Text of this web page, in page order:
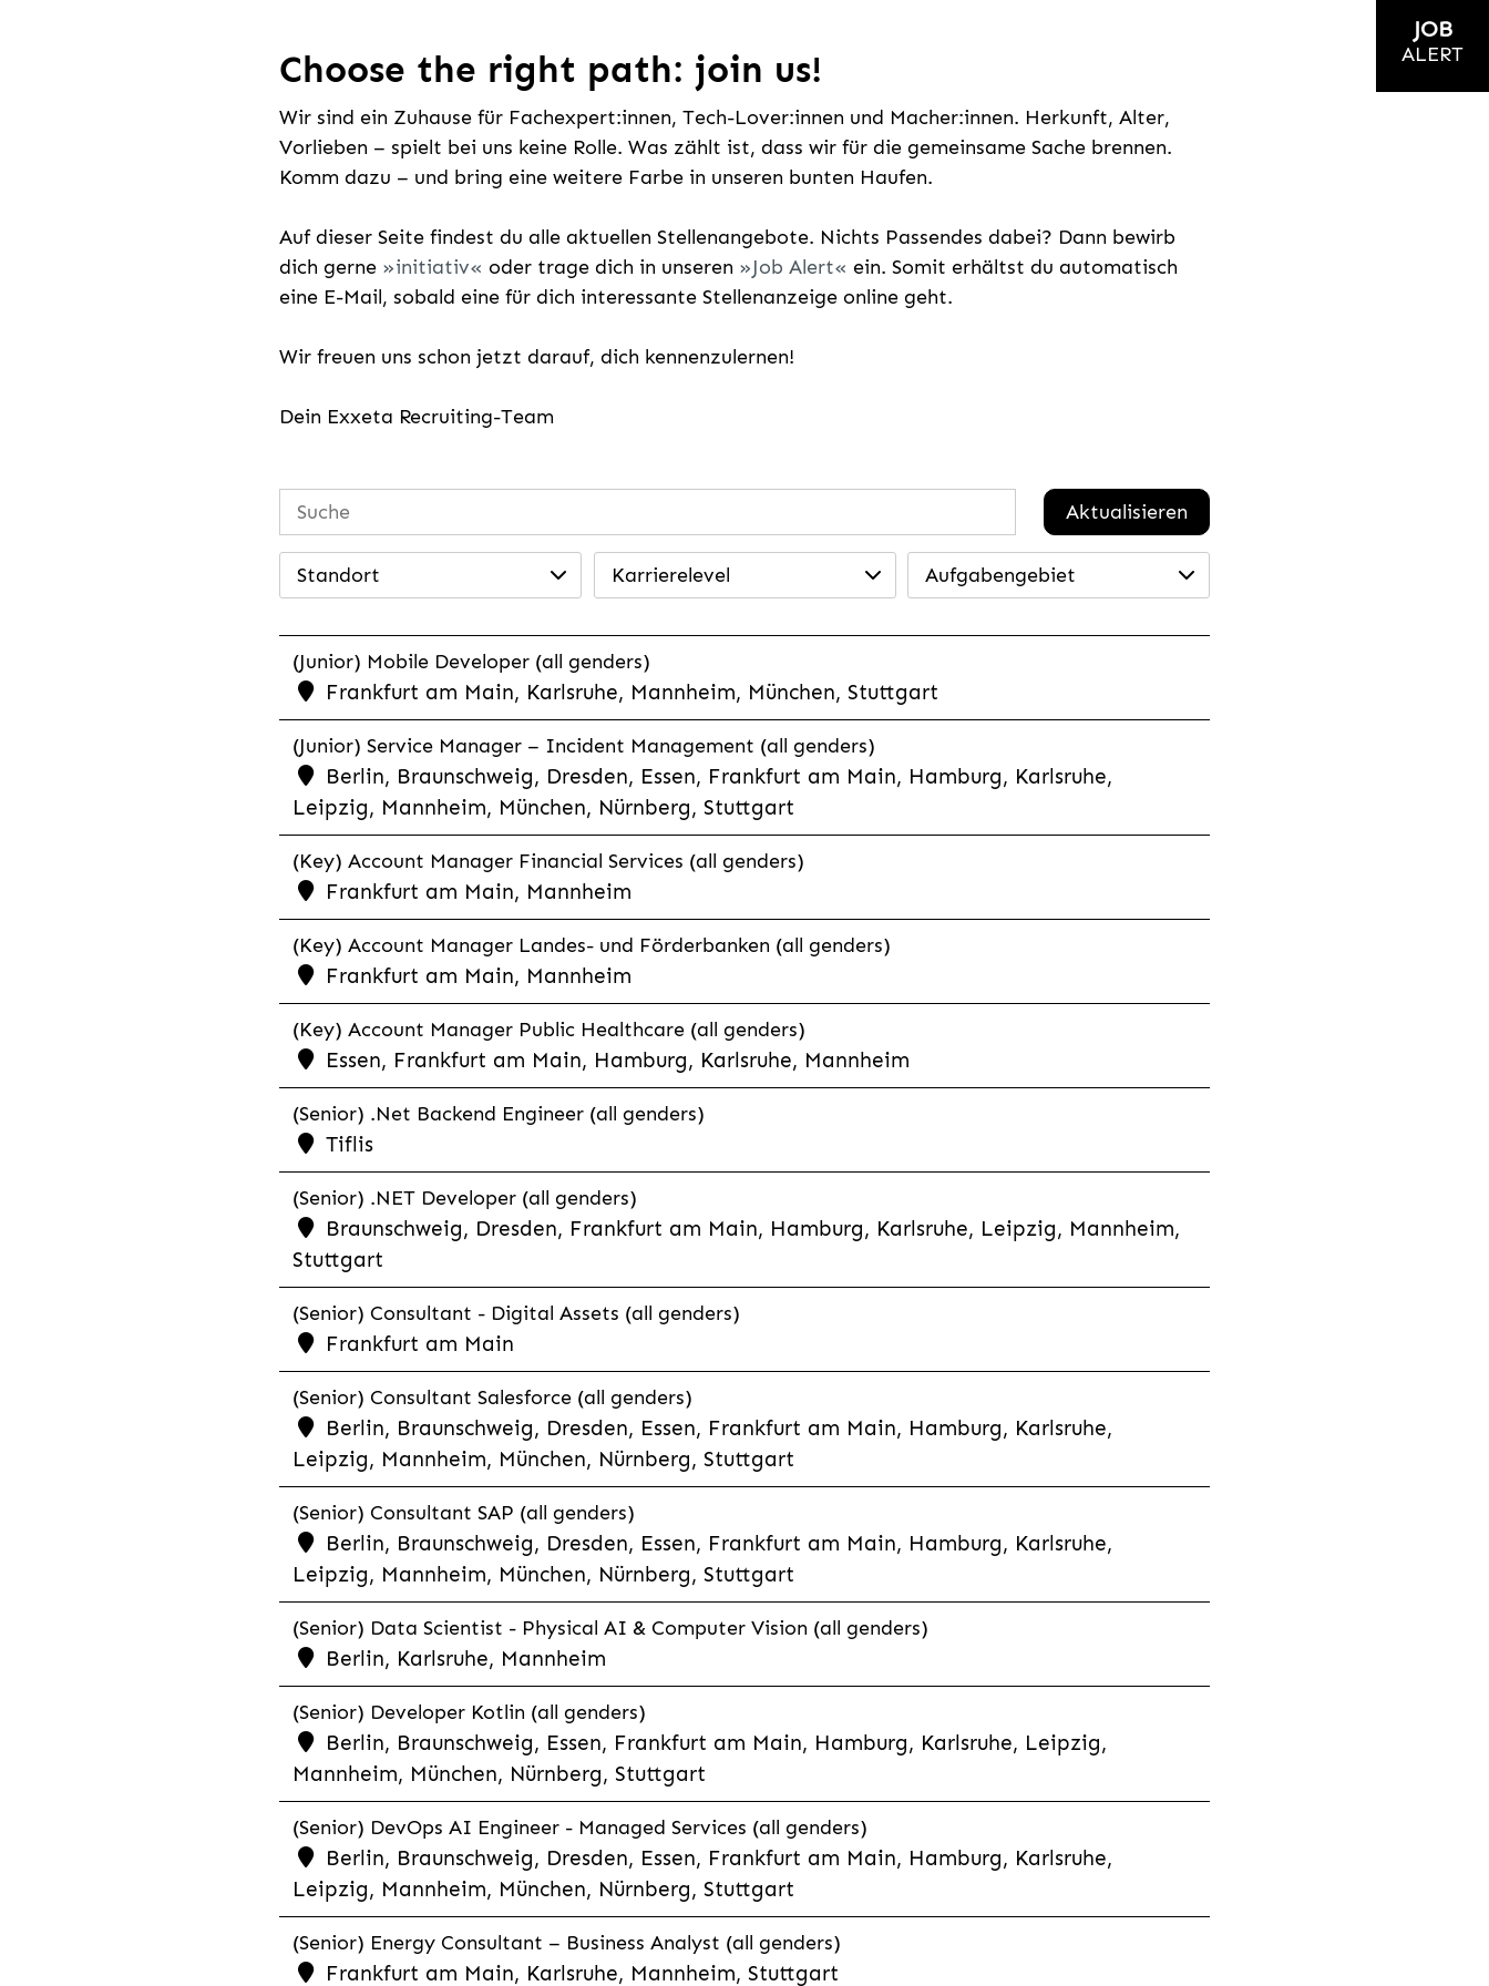
Choose the right path: join us!
Wir sind ein Zuhause für Fachexpert:innen, Tech-Lover:innen und Macher:innen. Herkunft, Alter,
Vorlieben – spielt bei uns keine Rolle. Was zählt ist, dass wir für die gemeinsame Sache brennen.
Komm dazu – und bring eine weitere Farbe in unseren bunten Haufen.
Auf dieser Seite findest du alle aktuellen Stellenangebote. Nichts Passendes dabei? Dann bewirb
dich gerne
initiativ oder trage dich in unseren Job Alert
ein. Somit erhältst du automatisch
eine E-Mail, sobald eine für dich interessante Stellenanzeige online geht.
Wir freuen uns schon jetzt darauf, dich kennenzulernen!
Dein Exxeta Recruiting-Team
Aktualisieren
Standort Karrierelevel Aufgabengebiet
(Junior) Mobile Developer (all genders)
Frankfurt am Main, Karlsruhe, Mannheim, München, Stuttgart
(Junior) Service Manager – Incident Management (all genders)
Berlin, Braunschweig, Dresden, Essen, Frankfurt am Main, Hamburg, Karlsruhe,
Leipzig, Mannheim, München, Nürnberg, Stuttgart
(Key) Account Manager Financial Services (all genders)
Frankfurt am Main, Mannheim
(Key) Account Manager Landes- und Förderbanken (all genders)
Frankfurt am Main, Mannheim
(Key) Account Manager Public Healthcare (all genders)
Essen, Frankfurt am Main, Hamburg, Karlsruhe, Mannheim
(Senior) .Net Backend Engineer (all genders)
Tiflis
(Senior) .NET Developer (all genders)
Braunschweig, Dresden, Frankfurt am Main, Hamburg, Karlsruhe, Leipzig, Mannheim,
Stuttgart
(Senior) Consultant - Digital Assets (all genders)
Frankfurt am Main
(Senior) Consultant Salesforce (all genders)
Berlin, Braunschweig, Dresden, Essen, Frankfurt am Main, Hamburg, Karlsruhe,
Leipzig, Mannheim, München, Nürnberg, Stuttgart
(Senior) Consultant SAP (all genders)
Berlin, Braunschweig, Dresden, Essen, Frankfurt am Main, Hamburg, Karlsruhe,
Leipzig, Mannheim, München, Nürnberg, Stuttgart
(Senior) Data Scientist - Physical AI & Computer Vision (all genders)
Berlin, Karlsruhe, Mannheim
(Senior) Developer Kotlin (all genders)
Berlin, Braunschweig, Essen, Frankfurt am Main, Hamburg, Karlsruhe, Leipzig,
Mannheim, München, Nürnberg, Stuttgart
(Senior) DevOps AI Engineer - Managed Services (all genders)
Berlin, Braunschweig, Dresden, Essen, Frankfurt am Main, Hamburg, Karlsruhe,
Leipzig, Mannheim, München, Nürnberg, Stuttgart
(Senior) Energy Consultant – Business Analyst (all genders)
Frankfurt am Main, Karlsruhe, Mannheim, Stuttgart
JOB
ALERT